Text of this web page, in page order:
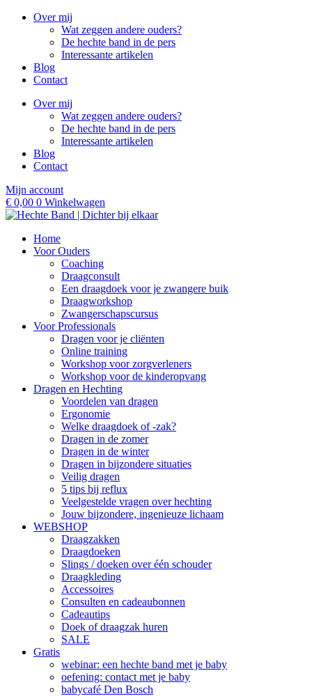
Over mij
Wat zeggen andere ouders?
De hechte band in de pers
Interessante artikelen
Blog
Contact
Over mij
Wat zeggen andere ouders?
De hechte band in de pers
Interessante artikelen
Blog
Contact
Mijn account
€ 0,00 0 Winkelwagen
Home
Voor Ouders
Coaching
Draagconsult
Een draagdoek voor je zwangere buik
Draagworkshop
Zwangerschapscursus
Voor Professionals
Dragen voor je cliënten
Online training
Workshop voor zorgverleners
Workshop voor de kinderopvang
Dragen en Hechting
Voordelen van dragen
Ergonomie
Welke draagdoek of -zak?
Dragen in de zomer
Dragen in de winter
Dragen in bijzondere situaties
Veilig dragen
5 tips bij reflux
Veelgestelde vragen over hechting
Jouw bijzondere, ingenieuze lichaam
WEBSHOP
Draagzakken
Draagdoeken
Slings / doeken over één schouder
Draagkleding
Accessoires
Consulten en cadeaubonnen
Cadeautips
Doek of draagzak huren
SALE
Gratis
webinar: een hechte band met je baby
oefening: contact met je baby
babycafé Den Bosch